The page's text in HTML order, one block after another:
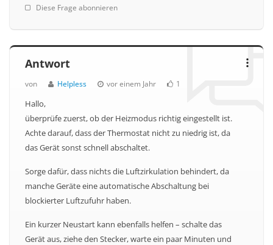
Diese Frage abonnieren
Antwort
von Helpless vor einem Jahr 1
Hallo,
überprüfe zuerst, ob der Heizmodus richtig eingestellt ist.
Achte darauf, dass der Thermostat nicht zu niedrig ist, da
das Gerät sonst schnell abschaltet.
Sorge dafür, dass nichts die Luftzirkulation behindert, da
manche Geräte eine automatische Abschaltung bei
blockierter Luftzufuhr haben.
Ein kurzer Neustart kann ebenfalls helfen – schalte das
Gerät aus, ziehe den Stecker, warte ein paar Minuten und